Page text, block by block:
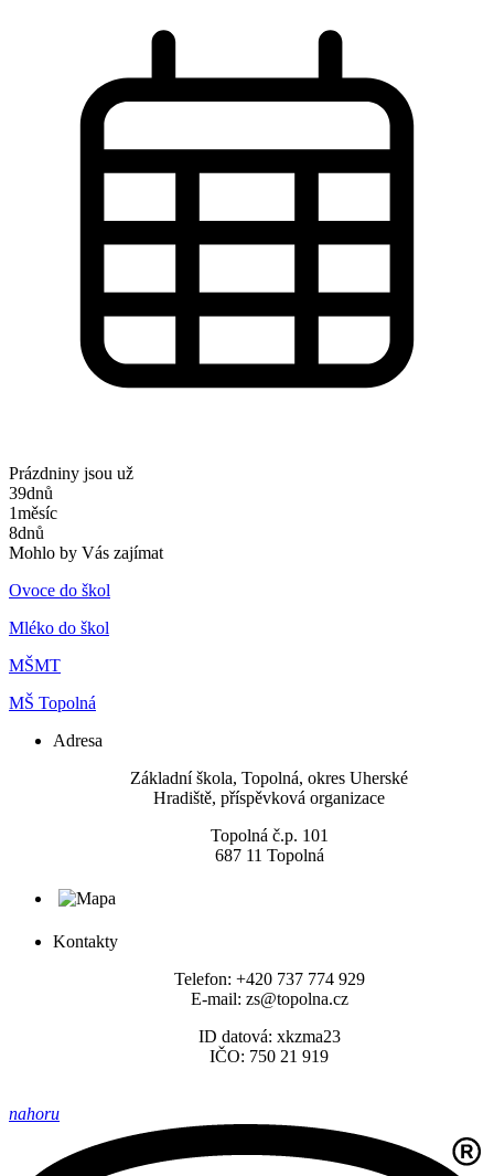
Prázdniny jsou už
39dnů
1měsíc
8dnů
Mohlo by Vás zajímat
Ovoce do škol
Mléko do škol
MŠMT
MŠ Topolná
Adresa
​Základní škola, Topolná, okres Uherské
Hradiště, příspěvková organizace
Topolná č.p. 101
687 11 Topolná
Kontakty
Telefon: +420 737 774 929
E-mail: zs@topolna.cz
ID datová: xkzma23
IČO: 750 21 919
nahoru